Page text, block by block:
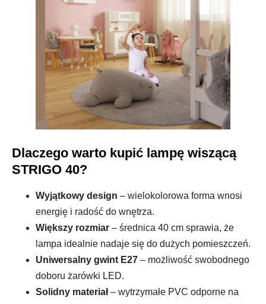
Dlaczego warto kupić lampę wiszącą
STRIGO 40?
Wyjątkowy design – wielokolorowa forma wnosi
energię i radość do wnętrza.
Większy rozmiar – średnica 40 cm sprawia, że
lampa idealnie nadaje się do dużych pomieszczeń.
Uniwersalny gwint E27 – możliwość swobodnego
doboru żarówki LED.
Solidny materiał– wytrzymałe PVC odporne na